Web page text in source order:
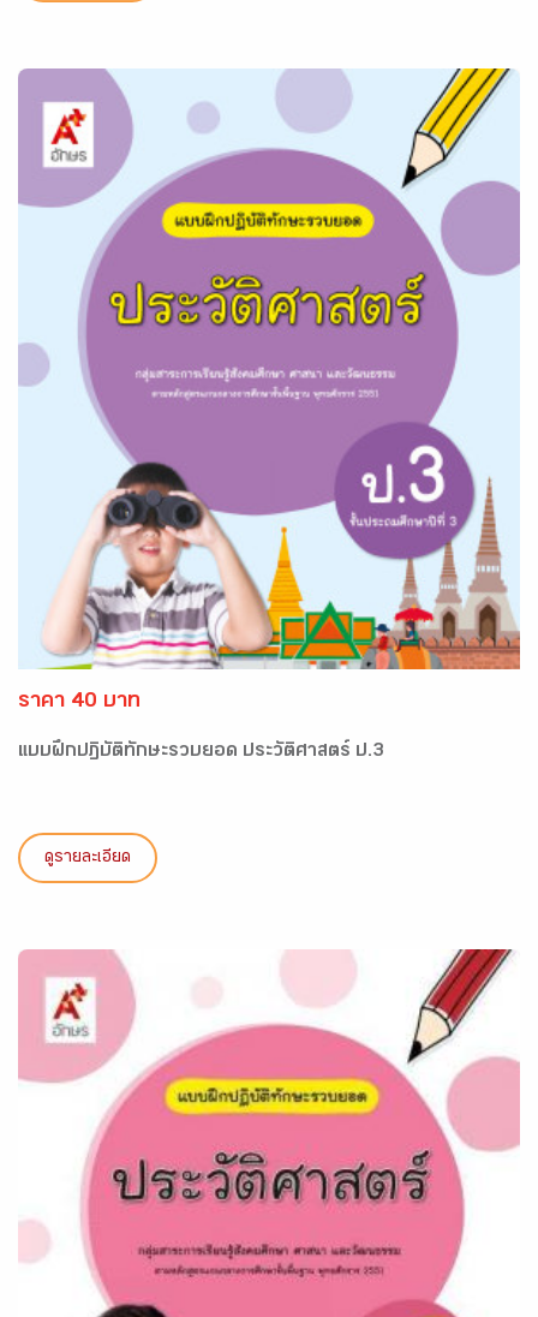
ราคา 40 บาท
แบบฝึกปฏิบัติทักษะรวบยอด ประวัติศาสตร์ ป.3
ดูรายละเอียด